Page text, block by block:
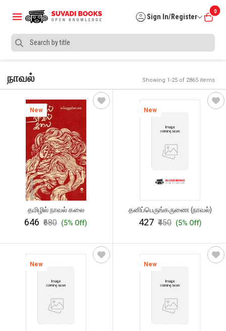
Sign In/Register
0
நாவல் Showing 1-25 of 2865 items
New
தமிழில் நாவல் கலை
₹646 ₹680 (5% Off)
New
தனிப்பெருங்கருணை (நாவல்)
₹427 ₹450 (5% Off)
New New